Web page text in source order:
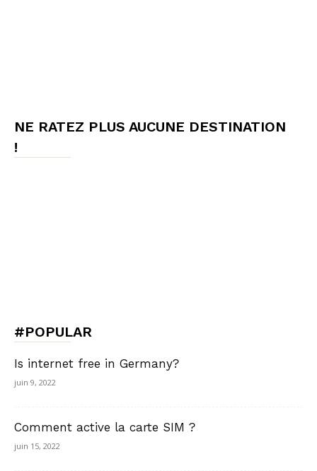
NE RATEZ PLUS AUCUNE DESTINATION
!
#POPULAR
Is internet free in Germany?
juin 9, 2022
Comment active la carte SIM ?
juin 15, 2022